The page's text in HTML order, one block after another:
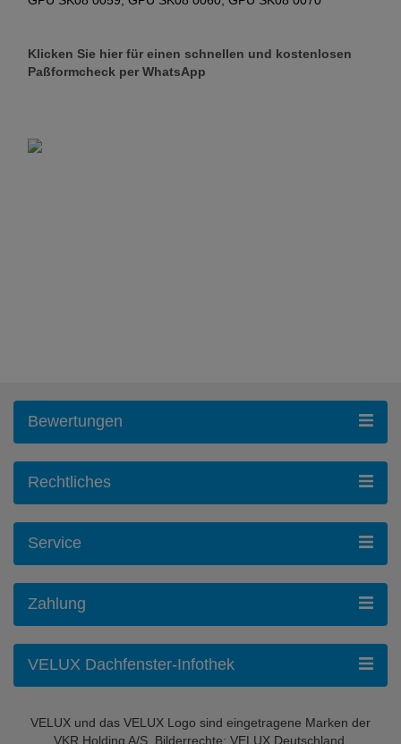
Klicken Sie hier für einen schnellen und kostenlosen
Paßformcheck per WhatsApp
Bewertungen
Rechtliches
Service
Zahlung
VELUX Dachfenster-Infothek
VELUX und das VELUX Logo sind eingetragene Marken der
VKR Holding A/S. Bilderrechte: VELUX Deutschland,